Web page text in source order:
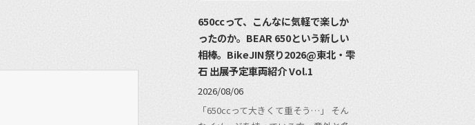
650ccって、こんなに気軽で楽しか
ったのか。BEAR 650という新しい
相棒。BikeJIN祭り2026@東北・雫
石 出展予定車両紹介 Vol.1
2026/08/06
「650ccって大きくて重そう…」 そん